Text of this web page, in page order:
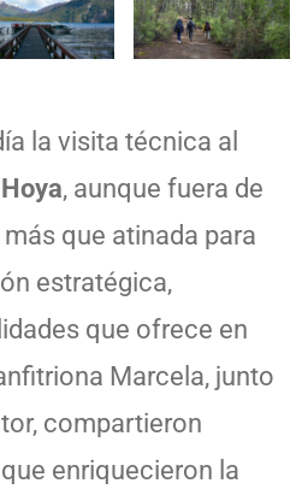
la visita técnica al
, aunque fuera de
que atinada para
estratégica,
que ofrece en
Marcela, junto
compartieron
enriquecieron la